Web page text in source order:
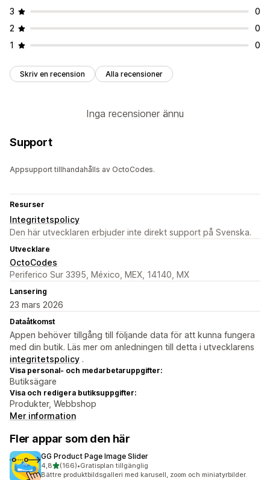
3
0
2
0
1
0
Skriv en recension Alla recensioner
Inga recensioner ännu
Support
Appsupport tillhandahålls av OctoCodes.
Resurser
Integritetspolicy
Den här utvecklaren erbjuder inte direkt support på Svenska.
Utvecklare
OctoCodes
Periferico Sur 3395, México, MEX, 14140, MX
Lansering
23 mars 2026
Dataåtkomst
Appen behöver tillgång till följande data för att kunna fungera
med din butik. Läs mer om anledningen till detta i utvecklarens
integritetspolicy .
Visa personal- och medarbetaruppgifter:
Butiksägare
Visa och redigera butiksuppgifter:
Produkter, Webbshop
Mer information
Fler appar som den här
GG Product Page Image Slider
4,8av 5 stjärnor
(166)
166 recensioner totalt
•Gratisplan tillgänglig
Bättre produktbildsgalleri med karusell, zoom och miniatyrbilder.